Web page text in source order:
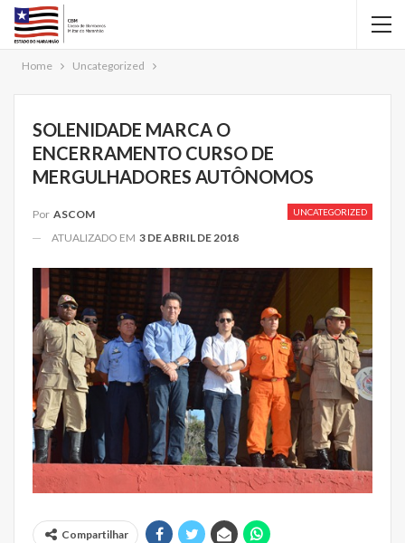
Home Uncategorized
SOLENIDADE MARCA O
ENCERRAMENTO CURSO DE
MERGULHADORES AUTÔNOMOS
UNCATEGORIZED
Por ASCOM
ATUALIZADO EM 3 DE ABRIL DE 2018
Compartilhar